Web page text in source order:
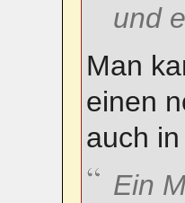
und
Man
einen
auch
Ein